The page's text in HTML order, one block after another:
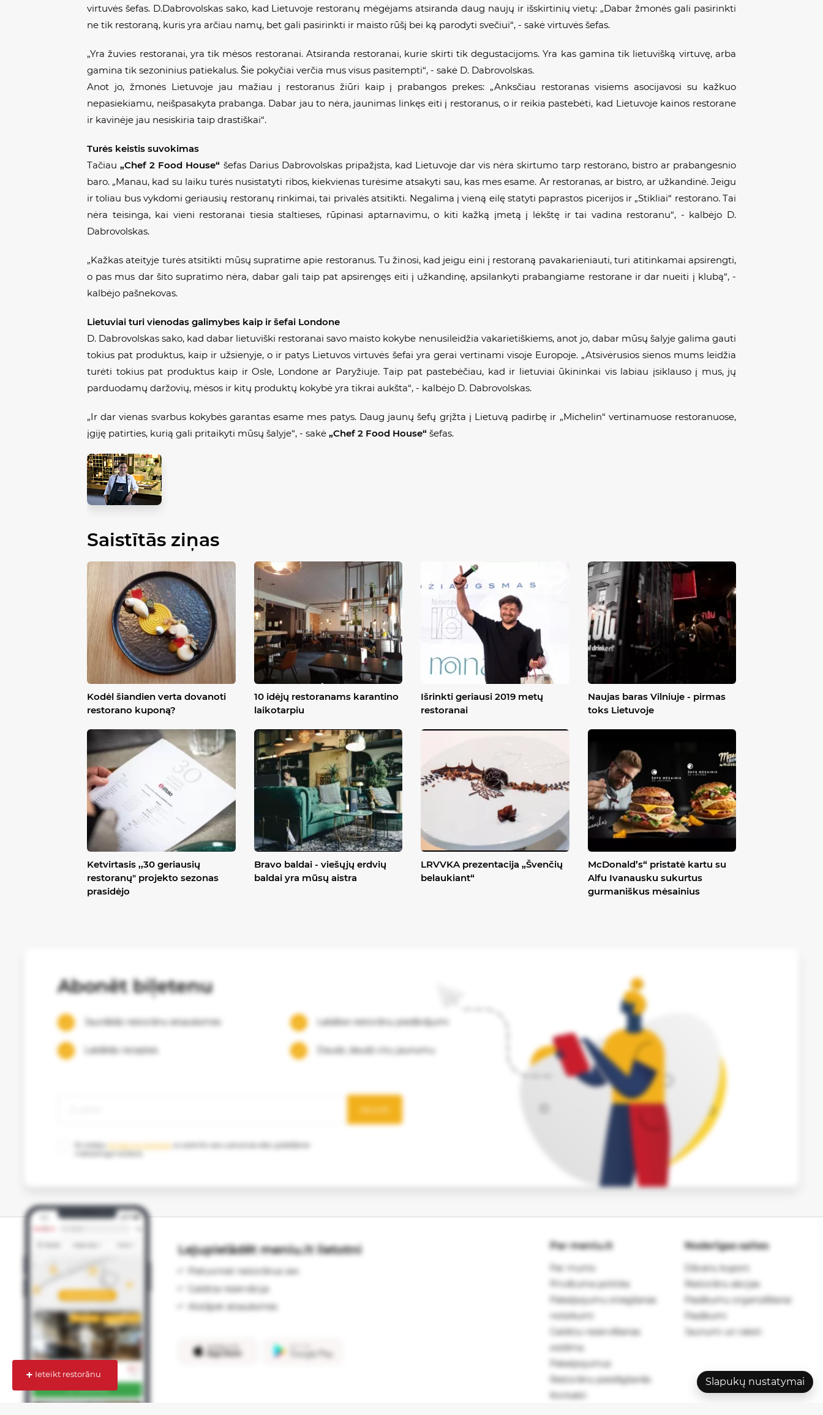
Slapukų nustatymai
+ Ieteikt restorānu
virtuvės šefas. D.Dabrovolskas sako, kad Lietuvoje restoranų mėgėjams atsiranda daug naujų ir išskirtinių vietų: „Dabar žmonės gali pasirinkti
ne tik restoraną, kuris yra arčiau namų, bet gali pasirinkti ir maisto rūšį bei ką parodyti svečiui“, - sakė virtuvės šefas.
„Yra žuvies restoranai, yra tik mėsos restoranai. Atsiranda restoranai, kurie skirti tik degustacijoms. Yra kas gamina tik lietuvišką virtuvę, arba
gamina tik sezoninius patiekalus. Šie pokyčiai verčia mus visus pasitempti“, - sakė D. Dabrovolskas.
Anot jo, žmonės Lietuvoje jau mažiau į restoranus žiūri kaip į prabangos prekes: „Anksčiau restoranas visiems asocijavosi su kažkuo
nepasiekiamu, neišpasakyta prabanga. Dabar jau to nėra, jaunimas linkęs eiti į restoranus, o ir reikia pastebėti, kad Lietuvoje kainos restorane
ir kavinėje jau nesiskiria taip drastiškai“.
Turės keistis suvokimas
Tačiau„Chef 2 Food House“ šefas Darius Dabrovolskas pripažįsta, kad Lietuvoje dar vis nėra skirtumo tarp restorano, bistro ar prabangesnio
baro. „Manau, kad su laiku turės nusistatyti ribos, kiekvienas turėsime atsakyti sau, kas mes esame. Ar restoranas, ar bistro, ar užkandinė. Jeigu
ir toliau bus vykdomi geriausių restoranų rinkimai, tai privalės atsitikti. Negalima į vieną eilę statyti paprastos picerijos ir „Stikliai“ restorano. Tai
nėra teisinga, kai vieni restoranai tiesia staltieses, rūpinasi aptarnavimu, o kiti kažką įmetą į lėkštę ir tai vadina restoranu“, - kalbėjo D.
Dabrovolskas.
„Kažkas ateityje turės atsitikti mūsų supratime apie restoranus. Tu žinosi, kad jeigu eini į restoraną pavakarieniauti, turi atitinkamai apsirengti,
o pas mus dar šito supratimo nėra, dabar gali taip pat apsirengęs eiti į užkandinę, apsilankyti prabangiame restorane ir dar nueiti į klubą“, -
kalbėjo pašnekovas.
Lietuviai turi vienodas galimybes kaip ir šefai Londone
D. Dabrovolskas sako, kad dabar lietuviški restoranai savo maisto kokybe nenusileidžia vakarietiškiems, anot jo, dabar mūsų šalyje galima gauti
tokius pat produktus, kaip ir užsienyje, o ir patys Lietuvos virtuvės šefai yra gerai vertinami visoje Europoje. „Atsivėrusios sienos mums leidžia
turėti tokius pat produktus kaip ir Osle, Londone ar Paryžiuje. Taip pat pastebėčiau, kad ir lietuviai ūkininkai vis labiau įsiklauso į mus, jų
parduodamų daržovių, mėsos ir kitų produktų kokybė yra tikrai aukšta“, - kalbėjo D. Dabrovolskas.
„Ir dar vienas svarbus kokybės garantas esame mes patys. Daug jaunų šefų grįžta į Lietuvą padirbę ir „Michelin“ vertinamuose restoranuose,
įgiję patirties, kurią gali pritaikyti mūsų šalyje“, - sakė „Chef 2 Food House“ šefas.
Saistītās ziņas
Kodėl šiandien verta dovanoti
restorano kuponą?
10 idėjų restoranams karantino
laikotarpiu
Išrinkti geriausi 2019 metų
restoranai
Naujas baras Vilniuje - pirmas
toks Lietuvoje
Ketvirtasis ,,30 geriausių
restoranų" projekto sezonas
prasidėjo
Bravo baldai - viešųjų erdvių
baldai yra mūsų aistra
LRVVKA prezentacija „Švenčių
belaukiant“
McDonald’s“ pristatė kartu su
Alfu Ivanausku sukurtus
gurmaniškus mėsainius
Abonēt biļetenu
Jaunākās restorānu atsauksmes Labākie restorānu piedāvājumi
Labākās receptes Daudz, daudz citu jaunumu
Abonēt
privātuma politikas
Lejupielādēt meniu.lt lietotni
Pietuviniet restorānus sev
Galdiņa rezervācija
Atstājiet atsauksmes
Par meniu.lt
Par mums
Privātuma politika
Pakalpojumu sniegšanas
noteikumi
Galdiņu rezervēšanas
sistēma
Pakalpojumus
Restorānu pieslēgšanās
Kontakti
Noderīgas saites
Dāvanu kuponi
Restorānu akcijas
Pasākumu organizēšanai
Pasākumi
Jaunumi un raksti